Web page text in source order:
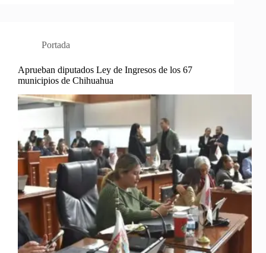
Portada
Aprueban diputados Ley de Ingresos de los 67
municipios de Chihuahua